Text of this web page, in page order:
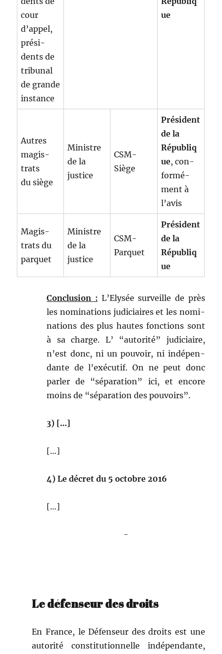
cour
d’appel,
prési­
dents de
tri­bunal
de grande
instance
ue
Autres
mag­is­
trats
du siège
Min­istre
de la
justice
CSM-
Siège
Prési­dent
de la
Républiq
ue, con­
for­mé­
ment à
l’avis
Mag­is­
trats du
parquet
Min­istre
de la
justice
CSM-
Par­quet
Prési­dent
de la
Républiq
ue
Con­clu­sion : L’Elysée sur­veille de près
les nom­i­na­tions judi­ci­aires et les nom­i­
na­tions des plus hautes fonc­tions sont
à sa charge. L’ “autorité” judi­ci­aire,
n’est donc, ni un pou­voir, ni indépen­
dante de l’exé­cu­tif. On ne peut donc
par­ler de “sépa­ra­tion” ici, et encore
moins de “sépa­ra­tion des pouvoirs”.
3) […]
[…]
4) Le décret du 5 octo­bre 2016
[…]
-
Le défenseur des droits
En France, le Défenseur des droits est une
autorité con­sti­tu­tion­nelle indépen­dante,